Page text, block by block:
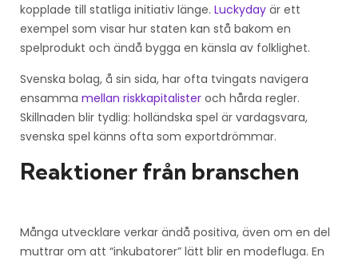
kopplade till statliga initiativ länge. Luckyday är ett
exempel som visar hur staten kan stå bakom en
spelprodukt och ändå bygga en känsla av folklighet.
Svenska bolag, å sin sida, har ofta tvingats navigera
ensamma mellan riskkapitalister och hårda regler.
Skillnaden blir tydlig: holländska spel är vardagsvara,
svenska spel känns ofta som exportdrömmar.
Reaktioner från branschen
Många utvecklare verkar ändå positiva, även om en del
muttrar om att “inkubatorer” lätt blir en modefluga. En